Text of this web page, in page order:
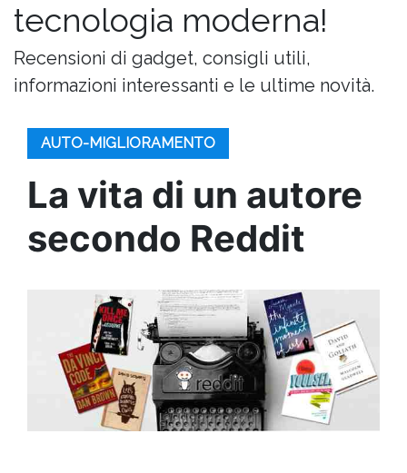
tecnologia moderna!
Recensioni di gadget, consigli utili,
informazioni interessanti e le ultime novità.
AUTO-MIGLIORAMENTO
La vita di un autore
secondo Reddit